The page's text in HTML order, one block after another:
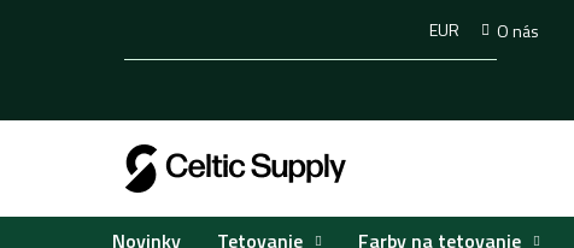
O nás
EUR
Novinky Tetovanie Farby na tetovanie